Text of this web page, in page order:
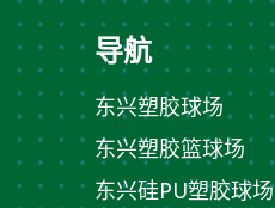
导航
东兴塑胶球场
东兴塑胶篮球场
东兴硅PU塑胶球场